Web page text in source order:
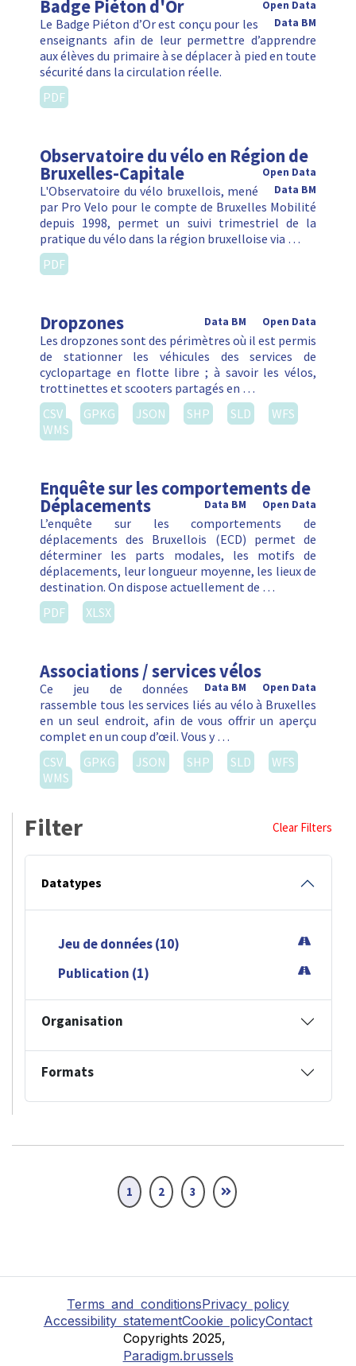
Badge Piéton d'Or
Open Data
Data BM
Le Badge Piéton d’Or est conçu pour les
enseignants afin de leur permettre d’apprendre
aux élèves du primaire à se déplacer à pied en toute
sécurité dans la circulation réelle.
PDF
Observatoire du vélo en Région de
Bruxelles-Capitale
Open Data
Data BM
L'Observatoire du vélo bruxellois, mené
par Pro Velo pour le compte de Bruxelles Mobilité
depuis 1998, permet un suivi trimestriel de la
pratique du vélo dans la région bruxelloise via …
PDF
Dropzones Open Data
Data BM
Les dropzones sont des périmètres où il est permis
de stationner les véhicules des services de
cyclopartage en flotte libre ; à savoir les vélos,
trottinettes et scooters partagés en …
CSV
GPKG JSON SHP SLD
WFS
WMS
Enquête sur les comportements de
Déplacements Open Data
Data BM
L’enquête sur les comportements de
déplacements des Bruxellois (ECD) permet de
déterminer les parts modales, les motifs de
déplacements, leur longueur moyenne, les lieux de
destination. On dispose actuellement de …
PDF
XLSX
Associations / services vélos
Open Data
Data BM
Ce jeu de données
rassemble tous les services liés au vélo à Bruxelles
en un seul endroit, afin de vous offrir un aperçu
complet en un coup d’œil. Vous y …
CSV
GPKG JSON SHP SLD
WFS
WMS
Filter Clear Filters
Datatypes
Jeu de données (10)
Publication (1)
Organisation
Formats
1 2 3
Terms and conditionsPrivacy policy
Accessibility statementCookie policyContact
Copyrights 2025,
Paradigm.brussels